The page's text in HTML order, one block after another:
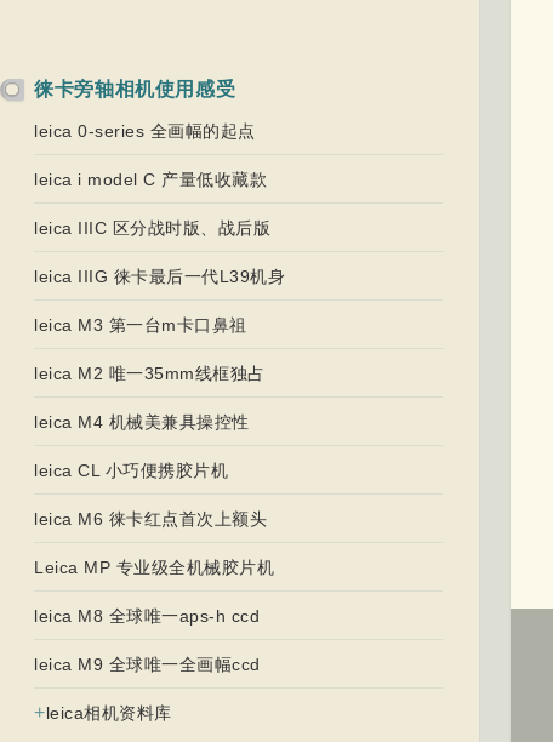
徕卡旁轴相机使用感受
leica 0-series 全画幅的起点
leica i model C 产量低收藏款
leica IIIC 区分战时版、战后版
leica IIIG 徕卡最后一代L39机身
leica M3 第一台m卡口鼻祖
leica M2 唯一35mm线框独占
leica M4 机械美兼具操控性
leica CL 小巧便携胶片机
leica M6 徕卡红点首次上额头
Leica MP 专业级全机械胶片机
leica M8 全球唯一aps-h ccd
leica M9 全球唯一全画幅ccd
+leica相机资料库